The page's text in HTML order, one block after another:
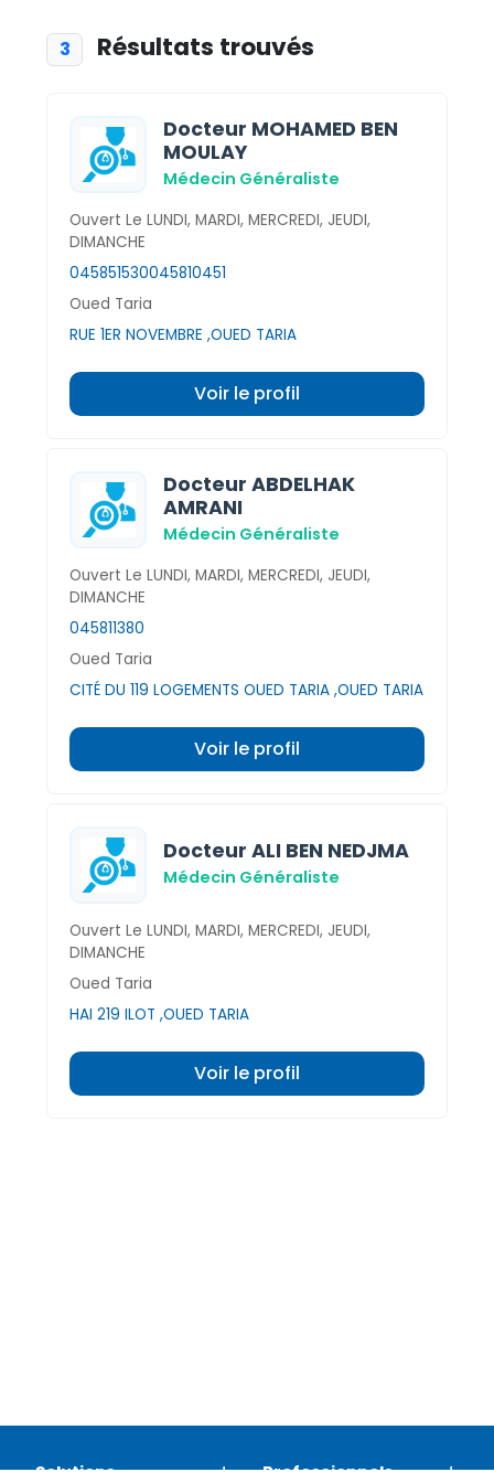
3 Résultats trouvés
Docteur MOHAMED BEN
MOULAY
Médecin Généraliste
Ouvert Le LUNDI, MARDI, MERCREDI, JEUDI,
DIMANCHE
045851530045810451
Oued Taria
RUE 1ER NOVEMBRE ,OUED TARIA
Voir le profil
Docteur ABDELHAK
AMRANI
Médecin Généraliste
Ouvert Le LUNDI, MARDI, MERCREDI, JEUDI,
DIMANCHE
045811380
Oued Taria
CITÉ DU 119 LOGEMENTS OUED TARIA ,OUED TARIA
Voir le profil
Docteur ALI BEN NEDJMA
Médecin Généraliste
Ouvert Le LUNDI, MARDI, MERCREDI, JEUDI,
DIMANCHE
Oued Taria
HAI 219 ILOT ,OUED TARIA
Voir le profil
Solutions Professionnels